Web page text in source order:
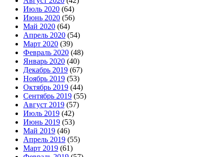
Июль 2020 (64)
Июнь 2020 (56)
Май 2020 (64)
Апрель 2020 (54)
Март 2020 (39)
Февраль 2020 (48)
Январь 2020 (40)
Декабрь 2019 (67)
Ноябрь 2019 (53)
Октябрь 2019 (44)
Сентябрь 2019 (55)
Август 2019 (57)
Июль 2019 (42)
Июнь 2019 (53)
Май 2019 (46)
Апрель 2019 (55)
Март 2019 (61)